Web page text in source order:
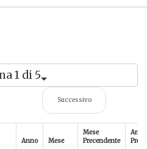
1 di 5
Successivo
Anno Mese
Mese
Precendente
Anno